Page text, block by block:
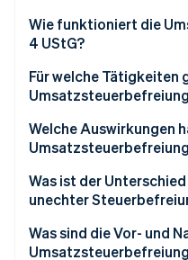
Jetzt
Wie funktioniert die
4 UStG?
Für welche Tätigkeiten
Welche Auswirkungen
Was ist der
unechter
Echte
Was sind die Vor- und